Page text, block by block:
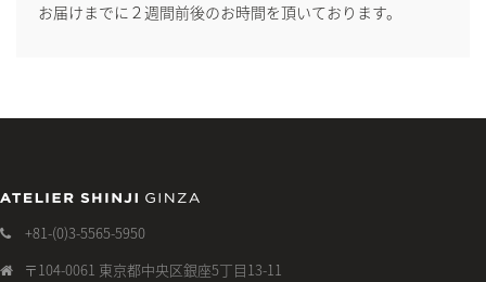
お届けまでに２週間前後のお時間を頂いております。
+81-(0)3-5565-5950
〒104-0061 東京都中央区銀座5丁目13-11